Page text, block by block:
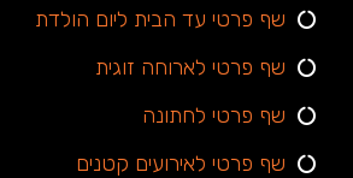
שף פרטי עד הבית ליום הולדת
שף פרטי לארוחה זוגית
שף פרטי לחתונה
שף פרטי לאירועים קטנים